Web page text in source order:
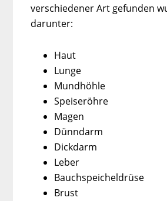
verschiedener Art gefunden
darunter:
Haut
Lunge
Mundhöhle
Speiseröhre
Magen
Dünndarm
Dickdarm
Leber
Bauchspeicheldrüse
Brust